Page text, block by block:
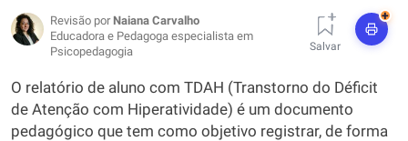
Revisão por Naiana Carvalho
Educadora e Pedagoga especialista em
Psicopedagogia
Salvar
+
O relatório de aluno com TDAH (Transtorno do Déficit
de Atenção com Hiperatividade) é um documento
pedagógico que tem como objetivo registrar, de forma